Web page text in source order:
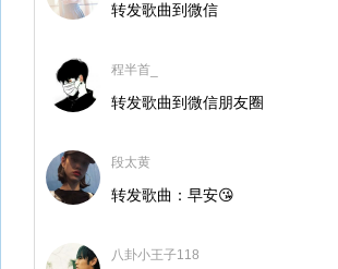
转发歌曲到微信
程半首_
转发歌曲到微信朋友圈
段太黄
转发歌曲：早安😘
八卦小王子118